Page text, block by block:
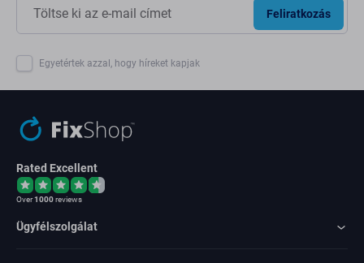
Feliratkozás
Egyetértek azzal, hogy híreket kapjak
Rated Excellent
Over1000reviews
Ügyfélszolgálat